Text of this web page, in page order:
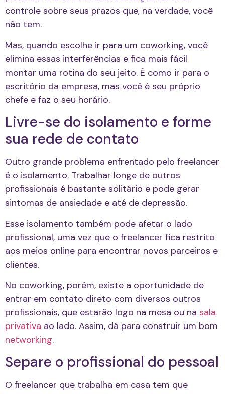
controle sobre seus prazos que, na verdade, você
não tem.
Mas, quando escolhe ir para um coworking, você
elimina essas interferências e fica mais fácil
montar uma rotina do seu jeito. É como ir para o
escritório da empresa, mas você é seu próprio
chefe e faz o seu horário.
Livre-se do isolamento e forme
sua rede de contato
Outro grande problema enfrentado pelo freelancer
é o isolamento. Trabalhar longe de outros
profissionais é bastante solitário e pode gerar
sintomas de ansiedade e até de depressão.
Esse isolamento também pode afetar o lado
profissional, uma vez que o freelancer fica restrito
aos meios online para encontrar novos parceiros e
clientes.
No coworking, porém, existe a oportunidade de
entrar em contato direto com diversos outros
profissionais, que estarão logo na mesa ou na sala
privativa ao lado. Assim, dá para construir um bom
networking.
Separe o profissional do pessoal
O freelancer que trabalha em casa tem que